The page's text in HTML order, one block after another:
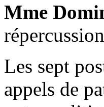
Mme
Les sept
appels de